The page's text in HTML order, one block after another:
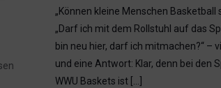
„Können kleine Menschen Basketball
„Darf ich mit dem Rollstuhl auf das
bin neu hier, darf ich mitmachen?“ –
und eine Antwort: Klar, denn bei den
WWU Baskets ist[…]